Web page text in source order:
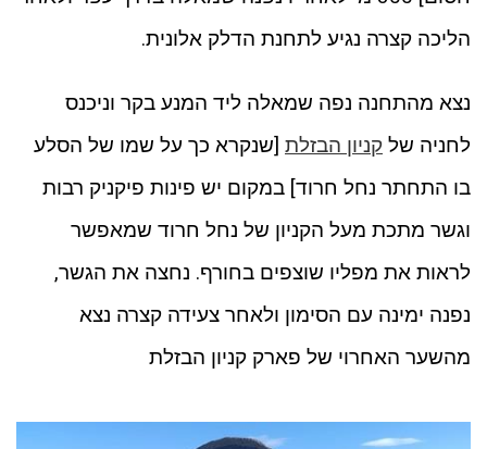
הליכה קצרה נגיע לתחנת הדלק אלונית.
נצא מהתחנה נפה שמאלה ליד המנע בקר וניכנס
לחניה של קניון הבזלת [שנקרא כך על שמו של הסלע
בו התחתר נחל חרוד] במקום יש פינות פיקניק רבות
וגשר מתכת מעל הקניון של נחל חרוד שמאפשר
לראות את מפליו שוצפים בחורף. נחצה את הגשר,
נפנה ימינה עם הסימון ולאחר צעידה קצרה נצא
מהשער האחרוי של פארק קניון הבזלת